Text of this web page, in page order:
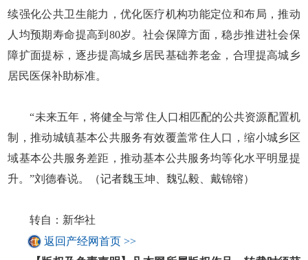
续强化公共卫生能力，优化医疗机构功能定位和布局，推动
人均预期寿命提高到80岁。社会保障方面，稳步推进社会保
障扩面提标，逐步提高城乡居民基础养老金，合理提高城乡
居民医保补助标准。
“未来五年，将健全与常住人口相匹配的公共资源配置机
制，推动城镇基本公共服务有效覆盖常住人口，缩小城乡区
域基本公共服务差距，推动基本公共服务均等化水平明显提
升。”刘德春说。（记者魏玉坤、魏弘毅、戴锦镕）
转自：新华社
返回产经网首页 >>